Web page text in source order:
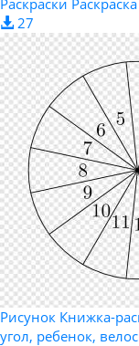
Раскраски
27
Рисунок Книжка-
угол, ребенок,